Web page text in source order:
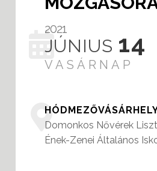
2021
JÚNIUS 14
VASÁRNAP
Domonkos Nővérek
Ének-Zenei Általános